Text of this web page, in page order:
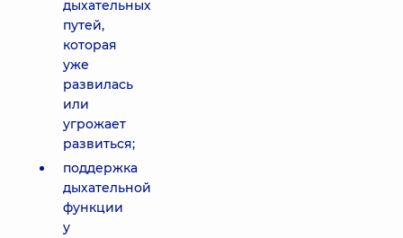
дыхательных
путей,
которая
уже
развилась
или
угрожает
развиться;
поддержка
дыхательной
функции
у